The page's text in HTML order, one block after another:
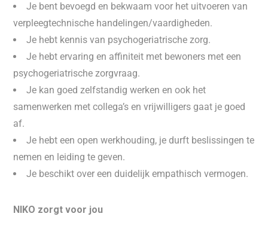
Je bent bevoegd en bekwaam voor het uitvoeren van
verpleegtechnische handelingen/vaardigheden.
Je hebt kennis van psychogeriatrische zorg.
Je hebt ervaring en affiniteit met bewoners met een
psychogeriatrische zorgvraag.
Je kan goed zelfstandig werken en ook het
samenwerken met collega’s en vrijwilligers gaat je goed
af.
Je hebt een open werkhouding, je durft beslissingen te
nemen en leiding te geven.
Je beschikt over een duidelijk empathisch vermogen.
NIKO zorgt voor jou